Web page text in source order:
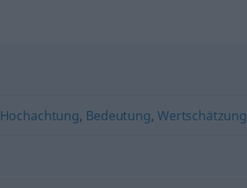
Hochachtung, Bedeutung, Wertschätzung